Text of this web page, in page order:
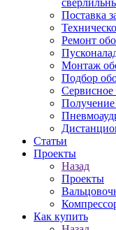
Поставка
Ремонт
Монтаж
Подбор
Получение
Статьи
Проекты
Назад
Проекты
Как купить